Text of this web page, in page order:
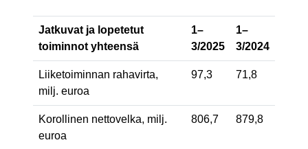
Jatkuvat ja lopetetut
toiminnot yhteensä
1–
3/2025
1–
3/2024
Liiketoiminnan rahavirta,
milj. euroa
97,3 71,8
Korollinen nettovelka, milj.
euroa
806,7 879,8